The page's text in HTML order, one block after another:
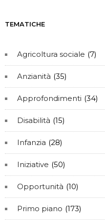
TEMATICHE
Agricoltura sociale (7)
Anzianità (35)
Approfondimenti (34)
Disabilità (15)
Infanzia (28)
Iniziative (50)
Opportunità (10)
Primo piano (173)